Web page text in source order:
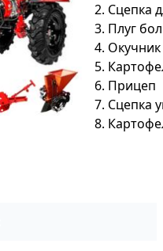
2. Сцепка
3. Плуг
4. Окучник
5.
6. Прицеп
7. Сцепка
8.